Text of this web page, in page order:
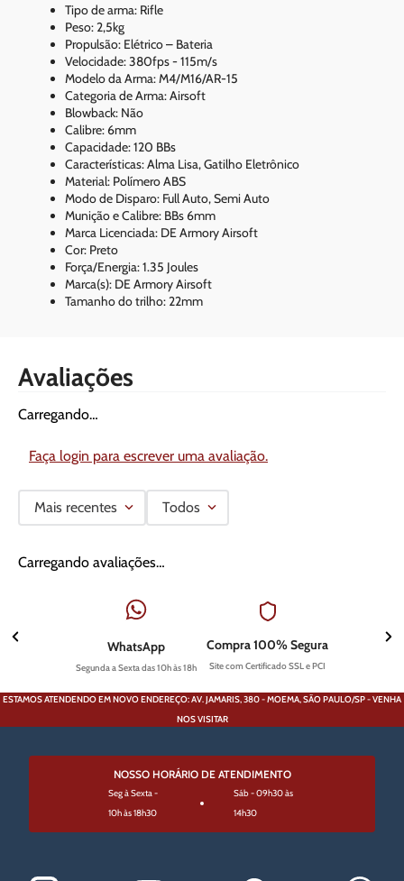
Tipo de arma: Rifle
Peso: 2,5kg
Propulsão: Elétrico – Bateria
Velocidade: 380fps - 115m/s
Modelo da Arma: M4/M16/AR-15
Categoria de Arma: Airsoft
Blowback: Não
Calibre: 6mm
Capacidade: 120 BBs
Características: Alma Lisa, Gatilho Eletrônico
Material: Polímero ABS
Modo de Disparo: Full Auto, Semi Auto
Munição e Calibre: BBs 6mm
Marca Licenciada: DE Armory Airsoft
Cor: Preto
Força/Energia: 1.35 Joules
Marca(s): DE Armory Airsoft
Tamanho do trilho: 22mm
Avaliações
Carregando…
Faça login para escrever uma avaliação.
Mais recentes Todos
Carregando avaliações…
WhatsApp
Segunda a Sexta das 10h às 18h
Compra 100% Segura
Site com Certificado SSL e PCI
ESTAMOS ATENDENDO EM NOVO ENDEREÇO: AV. JAMARIS, 380 - MOEMA, SÃO PAULO/SP - VENHA
NOS VISITAR
NOSSO HORÁRIO DE ATENDIMENTO
Seg à Sexta -
10h às 18h30
Sáb - 09h30 às
14h30